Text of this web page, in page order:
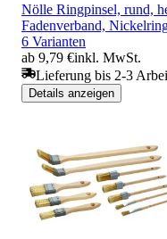
Nölle Ringpinsel, rund,
Fadenverband,
6 Varianten
ab 9,79 €inkl. MwSt.
Lieferung bis 2-3
Details anzeigen